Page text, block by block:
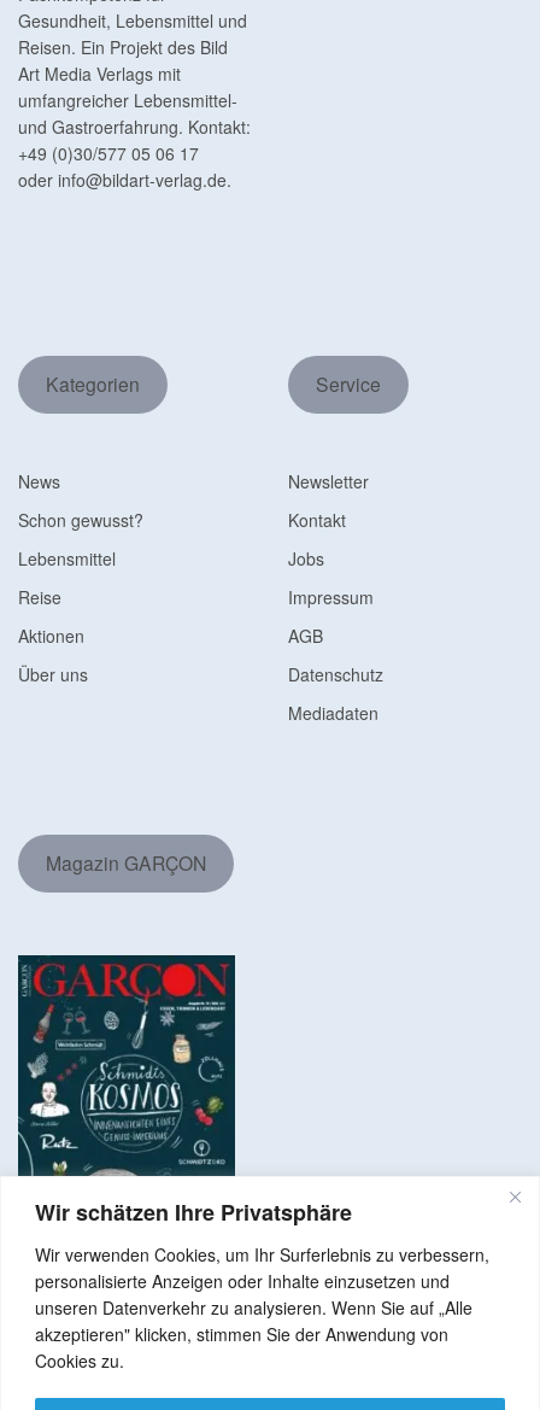
Wir schätzen Ihre Privatsphäre
Wir verwenden Cookies, um Ihr Surferlebnis zu verbessern,
personalisierte Anzeigen oder Inhalte einzusetzen und
unseren Datenverkehr zu analysieren. Wenn Sie auf „Alle
akzeptieren" klicken, stimmen Sie der Anwendung von
Cookies zu.
Gesundheit, Lebensmittel und
Reisen. Ein Projekt des Bild
Art Media Verlags mit
umfangreicher Lebensmittel-
und Gastroerfahrung. Kontakt:
+49 (0)30/577 05 06 17
oder info@bildart-verlag.de.
Kategorien
News
Schon gewusst?
Lebensmittel
Reise
Aktionen
Über uns
Service
Newsletter
Kontakt
Jobs
Impressum
AGB
Datenschutz
Mediadaten
Magazin GARÇON
Copyright © 2024 Alle Rechte vorbehalten. GenussNetzwerk.com